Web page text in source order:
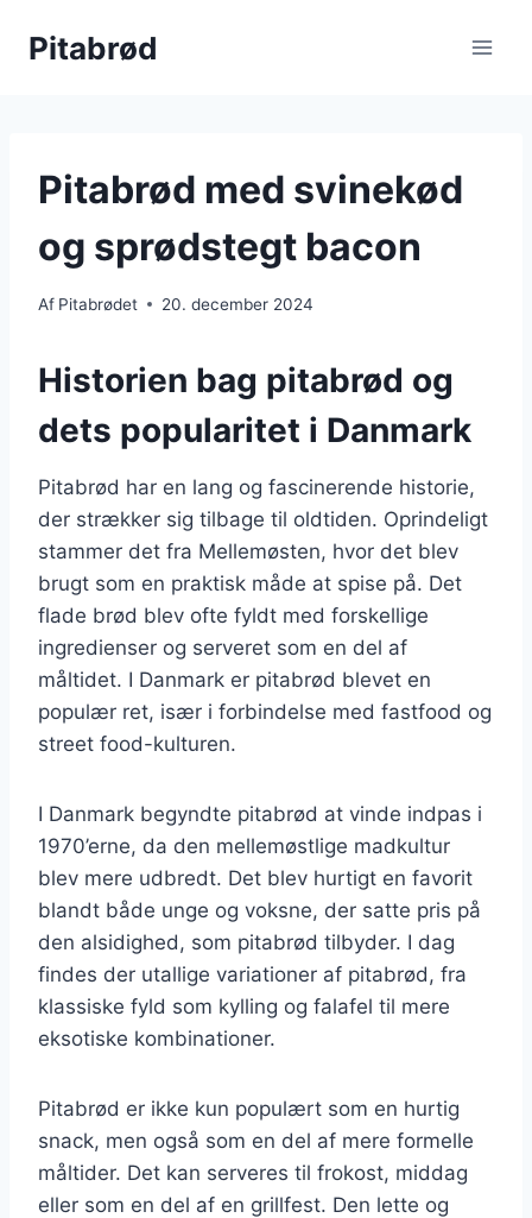
Pitabrød
Pitabrød med svinekød
og sprødstegt bacon
Af Pitabrødet 20. december 2024
Historien bag pitabrød og
dets popularitet i Danmark
Pitabrød har en lang og fascinerende historie,
der strækker sig tilbage til oldtiden. Oprindeligt
stammer det fra Mellemøsten, hvor det blev
brugt som en praktisk måde at spise på. Det
flade brød blev ofte fyldt med forskellige
ingredienser og serveret som en del af
måltidet. I Danmark er pitabrød blevet en
populær ret, især i forbindelse med fastfood og
street food-kulturen.
I Danmark begyndte pitabrød at vinde indpas i
1970’erne, da den mellemøstlige madkultur
blev mere udbredt. Det blev hurtigt en favorit
blandt både unge og voksne, der satte pris på
den alsidighed, som pitabrød tilbyder. I dag
findes der utallige variationer af pitabrød, fra
klassiske fyld som kylling og falafel til mere
eksotiske kombinationer.
Pitabrød er ikke kun populært som en hurtig
snack, men også som en del af mere formelle
måltider. Det kan serveres til frokost, middag
eller som en del af en grillfest. Den lette og